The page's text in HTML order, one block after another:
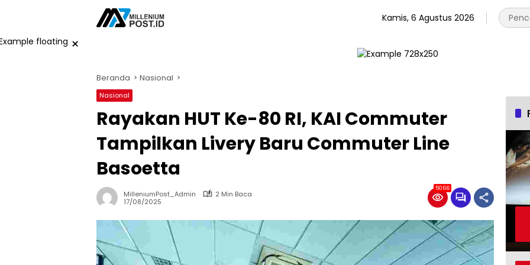
Kamis, 6 Agustus 2026
×
Beranda Nasional
Nasional
Rayakan HUT Ke-80 RI, KAI Commuter
Tampilkan Livery Baru Commuter Line
Basoetta
MilleniumPost_Admin
2 Min Baca
17/08/2025
5066